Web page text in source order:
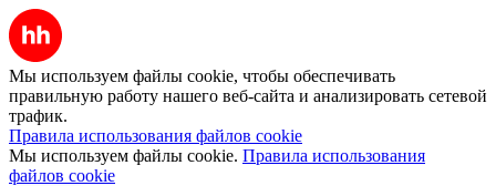
Мы используем файлы cookie, чтобы обеспечивать
правильную работу нашего веб-сайта и анализировать сетевой
трафик.
Правила использования файлов cookie
Мы используем файлы cookie. Правила использования
файлов cookie